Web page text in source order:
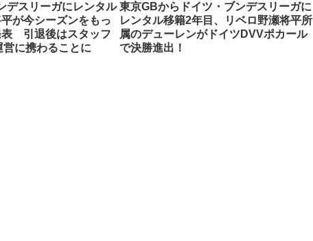
デスリーガにレンタル
が今シーズンをもっ
表 引退後はスタッフ
営に携わることに
東京GBからドイツ・ブンデスリーガに
レンタル移籍2年目、リベロ野瀬将平所
属のデューレンがドイツDVVポカール
で決勝進出！